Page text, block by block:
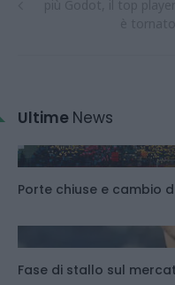
Ultime News
Porte chiuse e cambio
Fase di stallo sul